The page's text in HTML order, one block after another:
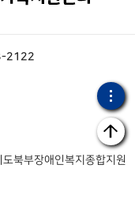
2122
북부장애인복지종합지원